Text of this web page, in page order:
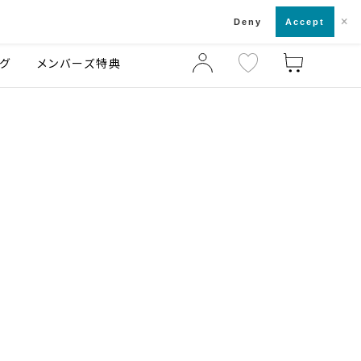
店舗一覧・来店予約
メンバーズ特典
Deny Accept ×